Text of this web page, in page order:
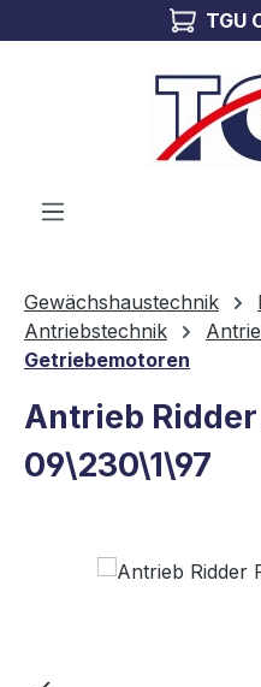
Zum Hauptinhalt springen
TGU
Gewächshaustechnik
Antriebstechnik
Getriebemotoren
Antrieb
09\230\1\97
Bildergalerie